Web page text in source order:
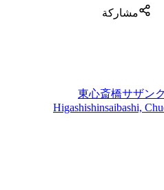
مشاركة
東心斎橋サザン
Higashishinsaibashi,